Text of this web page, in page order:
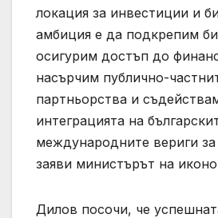
локация за инвестиции и
амбиция е да подкрепим
осигурим достъп до
насърчим публично-
партньорства и
интеграцията на
международните вериги за
заяви министърът на
Дилов посочи, че